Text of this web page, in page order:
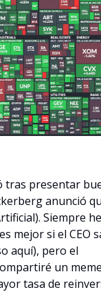
tras presentar
anunció
Siempre he
mejor si el CEO
aquí), pero el
un
tasa de